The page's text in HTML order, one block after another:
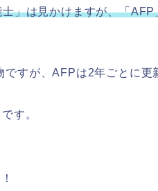
」は見かけますが、「
すが、AFPは2年ごとに更
す。